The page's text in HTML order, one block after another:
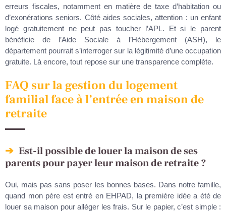
erreurs fiscales, notamment en matière de taxe d’habitation ou
d’exonérations seniors. Côté aides sociales, attention : un enfant
logé gratuitement ne peut pas toucher l’APL. Et si le parent
bénéficie de l’Aide Sociale à l’Hébergement (ASH), le
département pourrait s’interroger sur la légitimité d’une occupation
gratuite. Là encore, tout repose sur une transparence complète.
FAQ sur la gestion du logement
familial face à l’entrée en maison de
retraite
Est-il possible de louer la maison de ses
parents pour payer leur maison de retraite ?
Oui, mais pas sans poser les bonnes bases. Dans notre famille,
quand mon père est entré en EHPAD, la première idée a été de
louer sa maison pour alléger les frais. Sur le papier, c’est simple :